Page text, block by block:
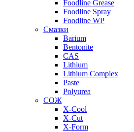
Foodline Grease
Foodline Spray
Foodline WP
Смазки
Barium
Bentonite
CAS
Lithium
Lithium Complex
Paste
Polyurea
СОЖ
X-Cool
X-Cut
X-Form